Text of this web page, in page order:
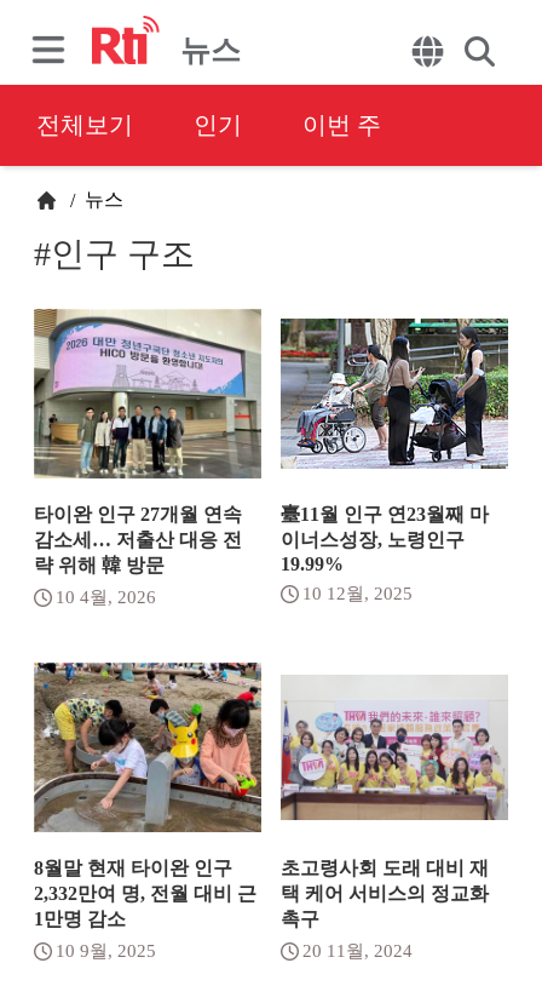
뉴스
전체보기 인기 이번 주
/ 뉴스
#인구 구조
타이완 인구 27개월 연속
감소세… 저출산 대응 전
략 위해 韓 방문
10 4월, 2026
臺11월 인구 연23월째 마
이너스성장, 노령인구
19.99%
10 12월, 2025
8월말 현재 타이완 인구
2,332만여 명, 전월 대비 근
1만명 감소
10 9월, 2025
초고령사회 도래 대비 재
택 케어 서비스의 정교화
촉구
20 11월, 2024